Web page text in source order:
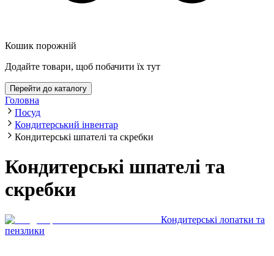
Кошик порожній
Додайте товари, щоб побачити їх тут
Перейти до каталогу
Головна
Посуд
Кондитерський інвентар
Кондитерські шпателі та скребки
Кондитерські шпателі та
скребки
Кондитерські лопатки та
пензлики